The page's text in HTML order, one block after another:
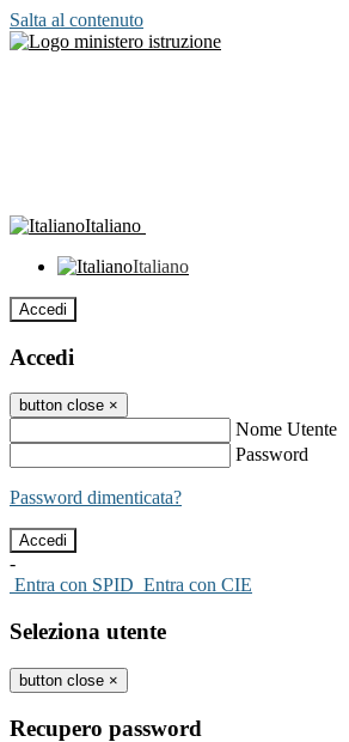
Salta al contenuto
Italiano
Italiano
Accedi
Accedi
button close ×
Nome Utente
Password
Password dimenticata?
-
Entra con SPID Entra con CIE
Seleziona utente
button close ×
Recupero password